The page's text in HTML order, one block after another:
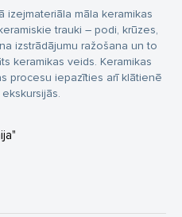
izejmateriāla māla keramikas
trauki – podi, krūzes,
izstrādājumu ražošana un to
keramikas veids. Keramikas
procesu iepazīties arī klātienē